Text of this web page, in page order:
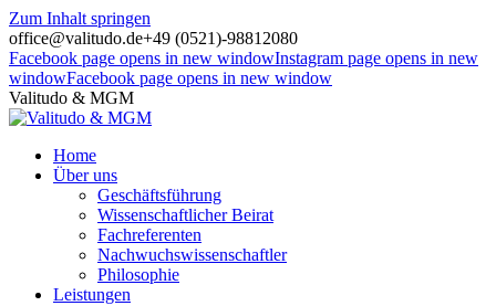
Zum Inhalt springen
office@valitudo.de+49 (0521)-98812080
Facebook page opens in new windowInstagram page opens in new
windowFacebook page opens in new window
Valitudo & MGM
Home
Über uns
Geschäftsführung
Wissenschaftlicher Beirat
Fachreferenten
Nachwuchswissenschaftler
Philosophie
Leistungen